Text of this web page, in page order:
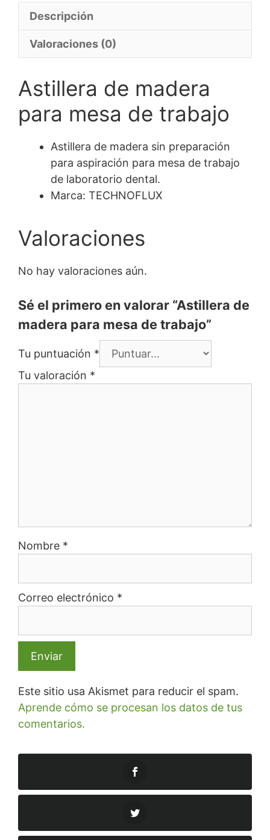
Descripción
Valoraciones (0)
Astillera de madera
para mesa de trabajo
Astillera de madera sin preparación
para aspiración para mesa de trabajo
de laboratorio dental.
Marca: TECHNOFLUX
Valoraciones
No hay valoraciones aún.
Sé el primero en valorar “Astillera de
madera para mesa de trabajo”
Tu puntuación *
Tu valoración *
Nombre *
Correo electrónico *
Este sitio usa Akismet para reducir el spam.
Aprende cómo se procesan los datos de tus
comentarios.